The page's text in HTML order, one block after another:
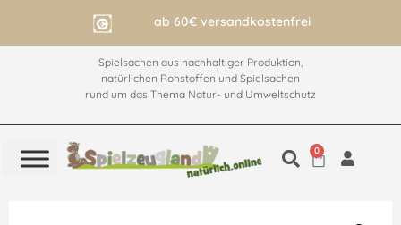
ab 60€ versandkostenfrei
Spielsachen aus nachhaltiger Produktion,
natürlichen Rohstoffen und Spielsachen
rund um das Thema Natur- und Umweltschutz
0